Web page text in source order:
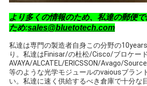
より多くの情報のため、私達の郵便
ため:sales@bluetotech.com
私達は専門の製造者自身この分野の
り。私達はFinisar/の杜松/Cisco/ブロケード
AVAYA/ALCATEL/ERICSSON/Avago/
等のような光学モジュールのvaiousブラン
い。私達に速く供給するべき倉庫で十分な